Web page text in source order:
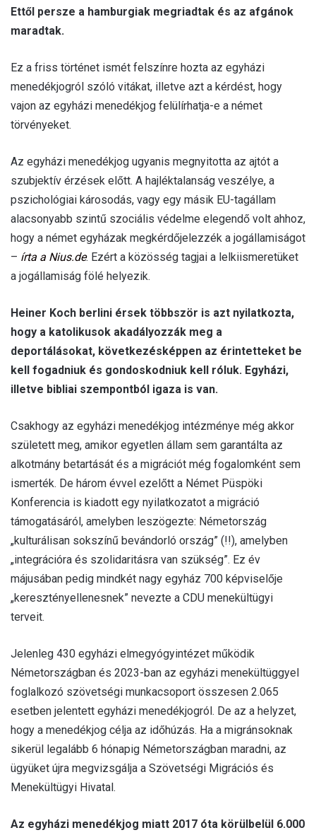
Ettől persze a hamburgiak megriadtak és az afgánok
maradtak.
Ez a friss történet ismét felszínre hozta az egyházi
menedékjogról szóló vitákat, illetve azt a kérdést, hogy
vajon az egyházi menedékjog felülírhatja-e a német
törvényeket.
Az egyházi menedékjog ugyanis megnyitotta az ajtót a
szubjektív érzések előtt. A hajléktalanság veszélye, a
pszichológiai károsodás, vagy egy másik EU-tagállam
alacsonyabb szintű szociális védelme elegendő volt ahhoz,
hogy a német egyházak megkérdőjelezzék a jogállamiságot
– írta a Nius.de. Ezért a közösség tagjai a lelkiismeretüket
a jogállamiság fölé helyezik.
Heiner Koch berlini érsek többször is azt nyilatkozta,
hogy a katolikusok akadályozzák meg a
deportálásokat, következésképpen az érintetteket be
kell fogadniuk és gondoskodniuk kell róluk. Egyházi,
illetve bibliai szempontból igaza is van.
Csakhogy az egyházi menedékjog intézménye még akkor
született meg, amikor egyetlen állam sem garantálta az
alkotmány betartását és a migrációt még fogalomként sem
ismerték. De három évvel ezelőtt a Német Püspöki
Konferencia is kiadott egy nyilatkozatot a migráció
támogatásáról, amelyben leszögezte: Németország
„kulturálisan sokszínű bevándorló ország” (!!), amelyben
„integrációra és szolidaritásra van szükség”. Ez év
májusában pedig mindkét nagy egyház 700 képviselője
„keresztényellenesnek” nevezte a CDU menekültügyi
terveit.
Jelenleg 430 egyházi elmegyógyintézet működik
Németországban és 2023-ban az egyházi menekültüggyel
foglalkozó szövetségi munkacsoport összesen 2.065
esetben jelentett egyházi menedékjogról. De az a helyzet,
hogy a menedékjog célja az időhúzás. Ha a migránsoknak
sikerül legalább 6 hónapig Németországban maradni, az
ügyüket újra megvizsgálja a Szövetségi Migrációs és
Menekültügyi Hivatal.
Az egyházi menedékjog miatt 2017 óta körülbelül 6.000